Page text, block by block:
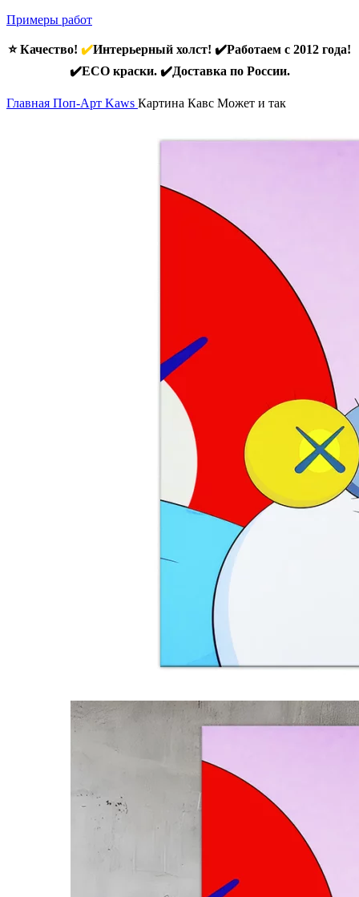
Примеры работ
⭐ Качество! ✔️Интерьерный холст! ✔️Работаем с 2012 года!
✔️ECO краски. ✔️Доставка по России.
Главная Поп-Арт Kaws Картина Кавс Может и так